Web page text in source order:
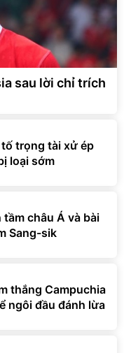
sau lời chỉ trích
trọng tài xử ép
loại sớm
châu Á và bài
Sang-sik
thắng Campuchia
ngôi đầu đánh lừa